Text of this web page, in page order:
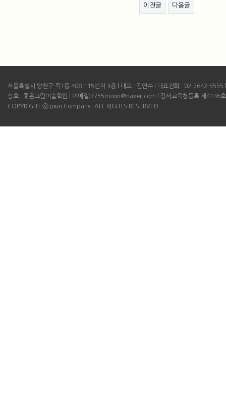
이전글 다음글
서울특별시 양천구 목1동 408-115번지 3층 l 대표 : 김연수 l 대표전화 : 02-2642-
상호 : 좋은그림미술학원 l 이메일:7755moon@naver.com l 강서교육청등록 제4146호
COPYRIGHT ⓒ joun Company. ALL RIGHTS RESERVED.